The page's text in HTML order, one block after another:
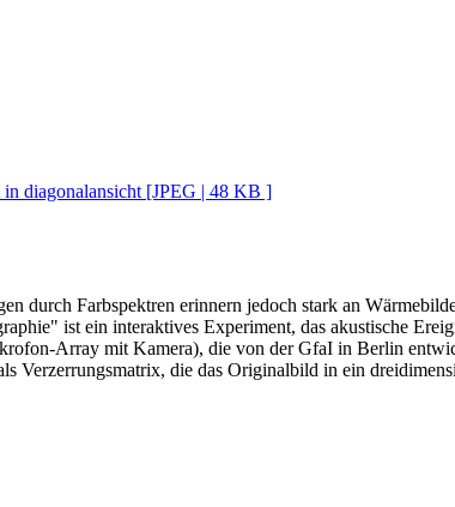
in diagonalansicht [JPEG | 48 KB ]
durch Farbspektren erinnern jedoch stark an
ist ein interaktives Experiment, das akustische
Array mit Kamera), die von der GfaI in Berlin
Verzerrungsmatrix, die das Originalbild in ein